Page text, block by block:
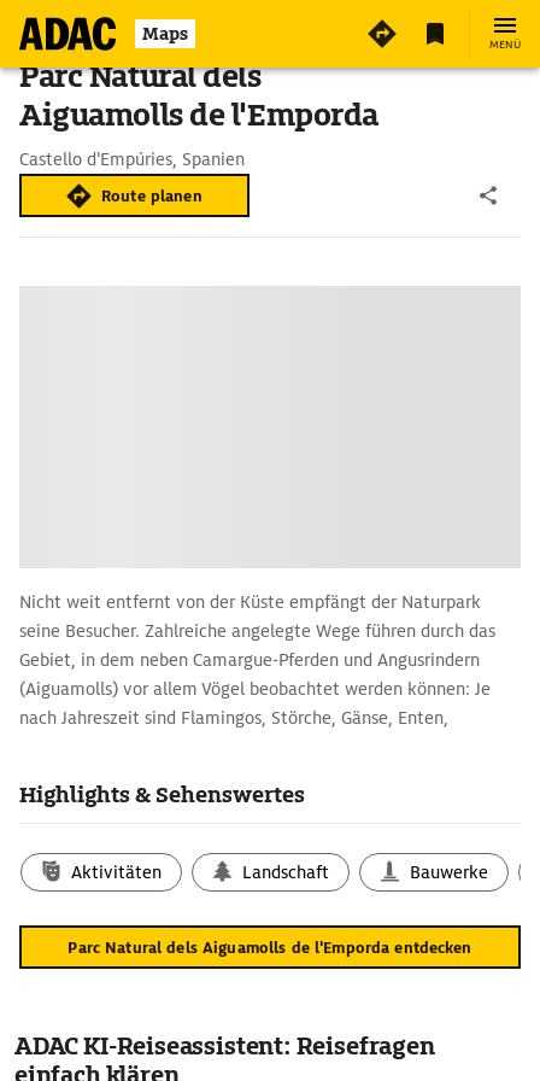
Maps MENÜ
Parc Natural dels
Aiguamolls de l'Emporda
Castello d'Empúries, Spanien
Route planen
Nicht weit entfernt von der Küste empfängt der Naturpark
seine Besucher. Zahlreiche angelegte Wege führen durch das
Gebiet, in dem neben Camargue-Pferden und Angusrindern
(Aiguamolls) vor allem Vögel beobachtet werden können: Je
nach Jahreszeit sind Flamingos, Störche, Gänse, Enten,
schönes Picknick im Park.
Highlights & Sehenswertes
Aktivitäten Landschaft Bauwerke
Parc Natural dels Aiguamolls de l'Emporda entdecken
ADAC KI-Reiseassistent: Reisefragen